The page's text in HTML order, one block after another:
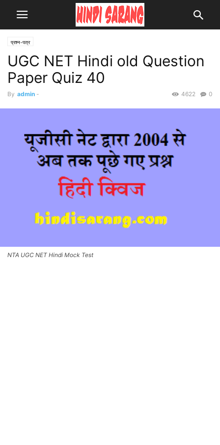
प्रश्न-पत्र
UGC NET Hindi old Question
Paper Quiz 40
By admin - 0
4622
NTA UGC NET Hindi Mock Test